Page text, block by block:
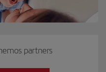
partners